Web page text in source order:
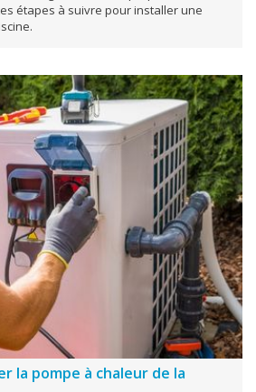
étapes à suivre pour installer une
la pompe à chaleur de la